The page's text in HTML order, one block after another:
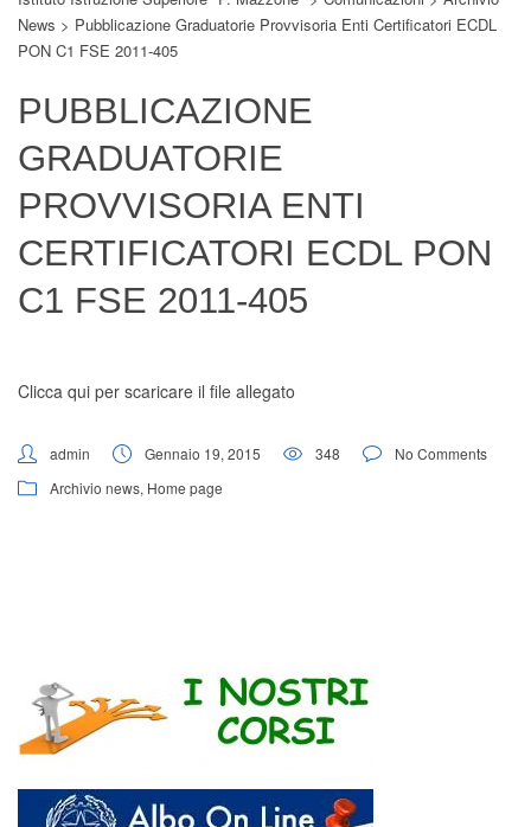
Digital Board
News > Pubblicazione Graduatorie Provvisoria Enti Certificatori ECDL
PON C1 FSE 2011-405
PUBBLICAZIONE
GRADUATORIE
PROVVISORIA ENTI
CERTIFICATORI ECDL PON
C1 FSE 2011-405
Clicca qui per scaricare il file allegato
admin Gennaio 19, 2015 348
No Comments
Archivio news, Home page